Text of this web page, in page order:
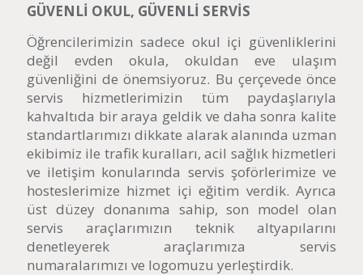
GÜVENLİ OKUL, GÜVENLİ SERVİS
Öğrencilerimizin sadece okul içi güvenliklerini
değil evden okula, okuldan eve ulaşım
güvenliğini de önemsiyoruz. Bu çerçevede önce
servis hizmetlerimizin tüm paydaşlarıyla
kahvaltıda bir araya geldik ve daha sonra kalite
standartlarımızı dikkate alarak alanında uzman
ekibimiz ile trafik kuralları, acil sağlık hizmetleri
ve iletişim konularında servis şoförlerimize ve
hosteslerimize hizmet içi eğitim verdik. Ayrıca
üst düzey donanıma sahip, son model olan
servis araçlarımızın teknik altyapılarını
denetleyerek araçlarımıza servis
numaralarımızı ve logomuzu yerleştirdik.